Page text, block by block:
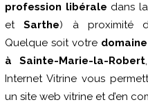
profession libérale dans
etSarthe) à proximité
Quelque soit votre
à Sainte-Marie-la-Robert
Internet Vitrine vous
un site web vitrine et d’en